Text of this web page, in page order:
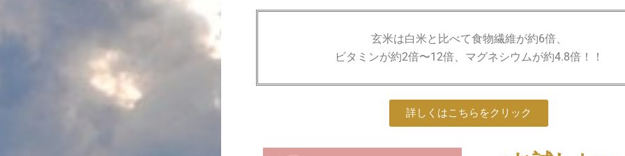
玄米は白米と比べて食物繊維が約6倍、
ビタミンが約2倍〜12倍、マグネシウムが約4.8倍！！
詳しくはこちらをクリック